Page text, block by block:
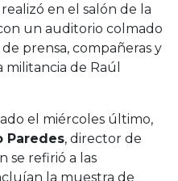
en el salón de la
un auditorio colmado
prensa, compañeras y
de Raúl
el miércoles último,
Paredes, director de
se refirió a las
la muestra de